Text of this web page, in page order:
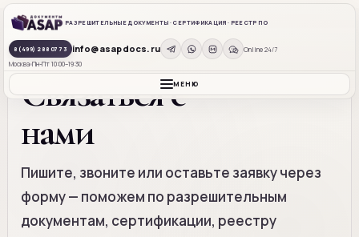
РАЗРЕШИТЕЛЬНЫЕ ДОКУМЕНТЫ · СЕРТИФИКАЦИЯ · РЕЕСТР ПО
Москва Пн-Пт 10:00–19:30
8 (499) 288 07 73 info@asapdocs.ru Online 24/7
МЕНЮ
КОНТАКТЫ • МОСКВА
Связаться с
нами
Пишите, звоните или оставьте заявку через
форму — поможем по разрешительным
документам, сертификации, реестру